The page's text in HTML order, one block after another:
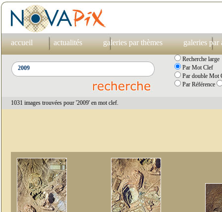
accueil actualités galeries par thèmes galeries par
Recherche large
Par Mot Clef
Par double Mot
Par Référence
1031 images trouvées pour '2009' en mot clef.